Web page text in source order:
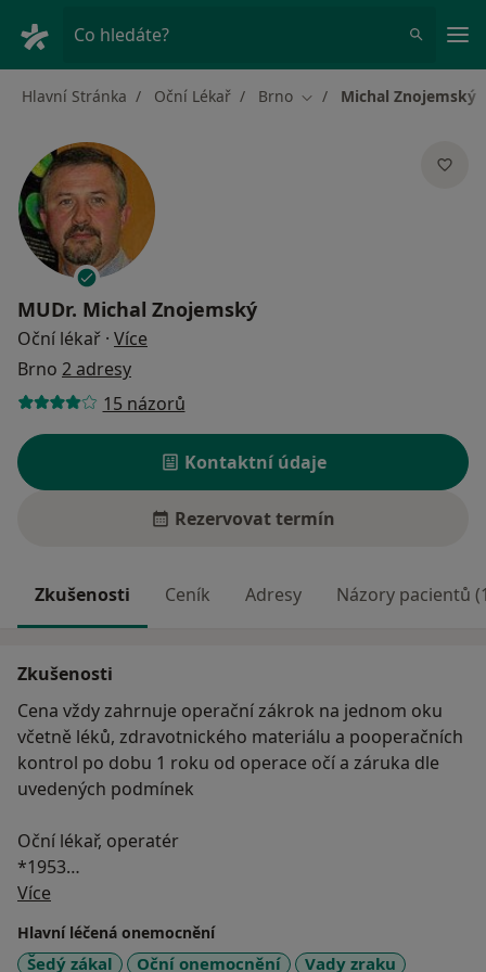
Co hledáte?
Hlavní Stránka Oční Lékař Brno Změna města
Michal Znojemský
MUDr. Michal Znojemský
Oční lékař · Více
Brno 2 adresy
15 názorů
Kontaktní údaje
Rezervovat termín
Zkušenosti Ceník Adresy Názory pacientů
Zkušenosti
Cena vždy zahrnuje operační zákrok na jednom oku
včetně léků, zdravotnického materiálu a pooperačních
kontrol po dobu 1 roku od operace očí a záruka dle
uvedených podmínek
Oční lékař, operatér
*1953
Studium, atestace, licence, vědecká a lektorská
činnost:
Více
Hlavní léčená onemocnění
Šedý zákal Oční onemocnění Vady zraku